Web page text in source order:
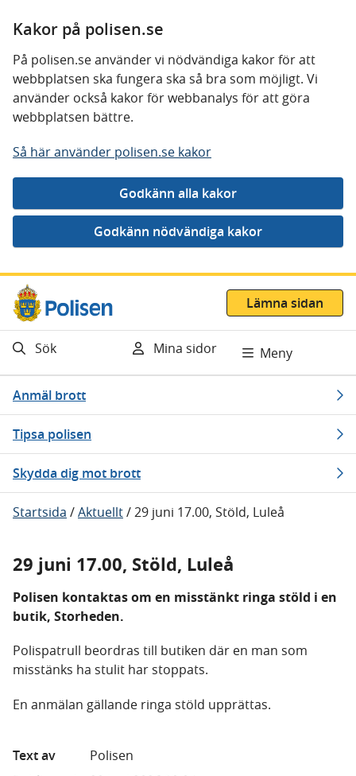
Kakor på polisen.se
På polisen.se använder vi nödvändiga kakor för att
webbplatsen ska fungera ska så bra som möjligt. Vi
använder också kakor för webbanalys för att göra
webbplatsen bättre.
Så här använder polisen.se kakor
Gå direkt till innehåll
Lämna sidan
Sök Mina sidor Meny
Anmäl brott
Tipsa polisen
Skydda dig mot brott
Startsida /Aktuellt/29 juni 17.00, Stöld, Luleå
29 juni 17.00, Stöld, Luleå
Polisen kontaktas om en misstänkt ringa stöld i en
butik, Storheden.
Polispatrull beordras till butiken där en man som
misstänks ha stulit har stoppats.
En anmälan gällande ringa stöld upprättas.
Text av
Polisen